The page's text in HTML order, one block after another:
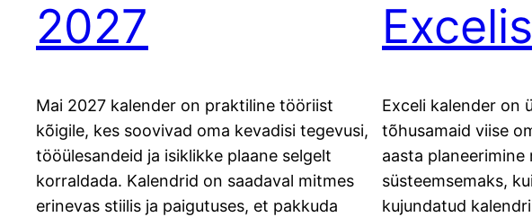
2027
Mai 2027 kalender on praktiline tööriist
kõigile, kes soovivad oma kevadisi tegevusi,
tööülesandeid ja isiklikke plaane selgelt
korraldada. Kalendrid on saadaval mitmes
erinevas stiilis ja paigutuses, et pakkuda
Excelis
Exceli kalender on
tõhusamaid viise
aasta planeerimine
süsteemsemaks,
kujundatud